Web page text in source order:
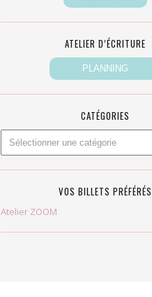
ATELIER D’ÉCRITURE
CATÉGORIES
VOS BILLETS PRÉFÉRÉS
Atelier ZOOM